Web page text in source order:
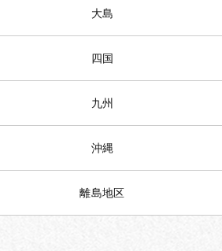
大島
四国
九州
沖縄
離島地区